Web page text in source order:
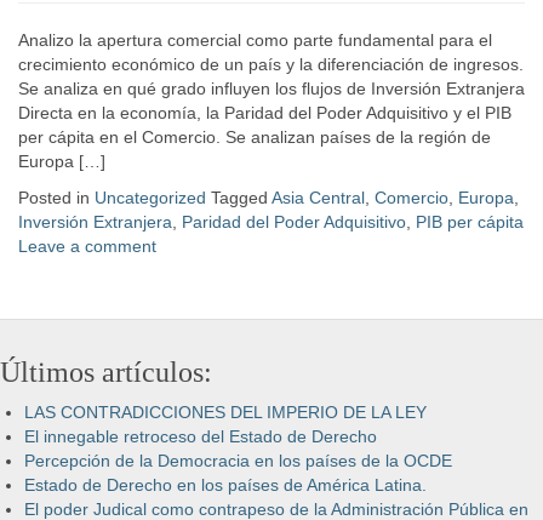
Analizo la apertura comercial como parte fundamental para el
crecimiento económico de un país y la diferenciación de ingresos.
Se analiza en qué grado influyen los flujos de Inversión Extranjera
Directa en la economía, la Paridad del Poder Adquisitivo y el PIB
per cápita en el Comercio. Se analizan países de la región de
Europa […]
Posted in Uncategorized Tagged Asia Central Comercio Europa
Inversión Extranjera
Paridad del Poder Adquisitivo PIB per cápita
Leave a comment
Últimos artículos:
LAS CONTRADICCIONES DEL IMPERIO DE LA LEY
El innegable retroceso del Estado de Derecho
Percepción de la Democracia en los países de la OCDE
Estado de Derecho en los países de América Latina.
El poder Judical como contrapeso de la Administración Pública en